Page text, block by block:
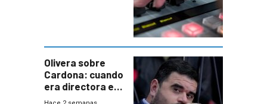
Olivera sobre
Cardona: cuando
era directora en
UTE “no era muy